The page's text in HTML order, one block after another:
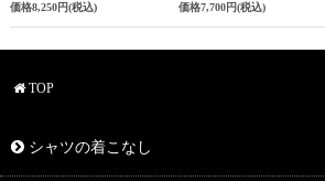
価格8,250円(税込) 価格7,700円(税込)
TOP
シャツの着こなし